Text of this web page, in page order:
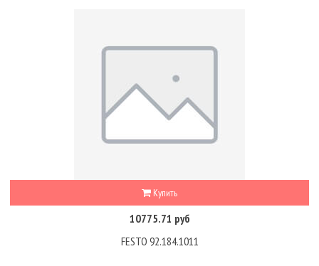
Купить
10775.71 руб
FESTO 92.184.1011